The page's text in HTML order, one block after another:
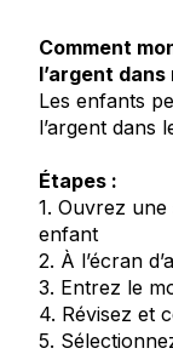
Comment
l’argent
Les enfants
l’argent dans
Étapes :
1. Ouvrez
enfant
2. À l’écran
3. Entrez le
4. Révisez et
5.